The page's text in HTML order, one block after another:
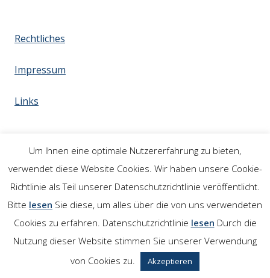
Rechtliches
Impressum
Links
Um Ihnen eine optimale Nutzererfahrung zu bieten,
verwendet diese Website Cookies. Wir haben unsere Cookie-
Richtlinie als Teil unserer Datenschutzrichtlinie veröffentlicht.
Bitte lesen Sie diese, um alles über die von uns verwendeten
Cookies zu erfahren. Datenschutzrichtlinie lesen Durch die
Nutzung dieser Website stimmen Sie unserer Verwendung
von Cookies zu.
Akzeptieren